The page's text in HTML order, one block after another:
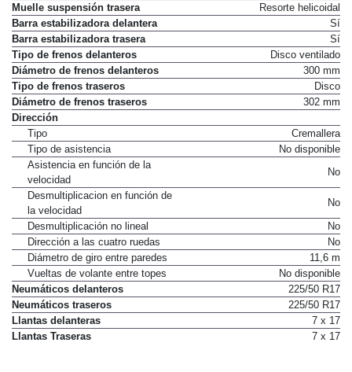
Muelle suspensión trasera
Resorte helicoidal
Barra estabilizadora delantera
Sí
Barra estabilizadora trasera
Sí
Tipo de frenos delanteros
Disco ventilado
Diámetro de frenos delanteros
300 mm
Tipo de frenos traseros
Disco
Diámetro de frenos traseros
302 mm
Dirección
Tipo
Cremallera
Tipo de asistencia
No disponible
Asistencia en función de la
velocidad
No
Desmultiplicacion en función de
la velocidad
No
Desmultiplicación no lineal
No
Dirección a las cuatro ruedas
No
Diámetro de giro entre paredes
11,6 m
Vueltas de volante entre topes
No disponible
Neumáticos delanteros
225/50 R17
Neumáticos traseros
225/50 R17
Llantas delanteras
7 x 17
Llantas Traseras
7 x 17